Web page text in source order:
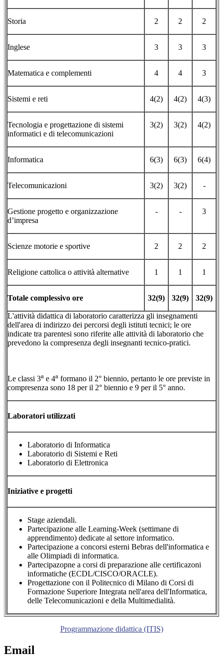
Storia 2 2 2
Inglese 3 3 3
Matematica e complementi 4 4 3
Sistemi e reti 4(2) 4(2) 4(3)
Tecnologia e progettazione di sistemi
informatici e di telecomunicazioni
3(2) 3(2) 4(2)
Informatica 6(3) 6(3) 6(4)
Telecomunicazioni 3(2) 3(2) -
Gestione progetto e organizzazione
d’impresa
- - 3
Scienze motorie e sportive 2 2 2
Religione cattolica o attività alternative 1 1 1
Totale complessivo ore 32(9) 32(9) 32(9)
L'attività didattica di laboratorio caratterizza gli insegnamenti
dell'area di indirizzo dei percorsi degli istituti tecnici; le ore
indicate tra parentesi sono riferite alle attività di laboratorio che
prevedono la compresenza degli insegnanti tecnico-pratici.
Le classi 3a e 4a formano il 2° biennio, pertanto le ore previste in
compresenza sono 18 per il 2° biennio e 9 per il 5° anno.
Laboratori utilizzati
Laboratorio di Informatica
Laboratorio di Sistemi e Reti
Laboratorio di Elettronica
Iniziative e progetti
Stage aziendali.
Partecipazione alle Learning-Week (settimane di
apprendimento) dedicate al settore informatico.
Partecipazione a concorsi esterni Bebras dell'informatica e
alle Olimpiadi di informatica.
Partecipazopne a corsi di preparazione alle certificazoni
informatiche (ECDL/CISCO/ORACLE).
Progettazione con il Politecnico di Milano di Corsi di
Formazione Superiore Integrata nell'area dell'Informatica,
delle Telecomunicazioni e della Multimedialità.
Programmazione didattica (ITIS)
Email